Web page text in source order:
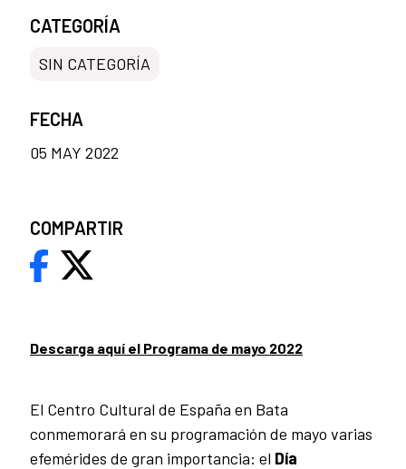
Descarga aquí el Programa de mayo 2022
El Centro Cultural de España en Bata
conmemorará en su programación de mayo varias
efemérides de gran importancia: el Día
CATEGORÍA
SIN CATEGORÍA
FECHA
05 MAY 2022
COMPARTIR